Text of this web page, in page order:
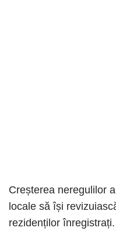
Creșterea neregulilor
locale să își
rezidenților